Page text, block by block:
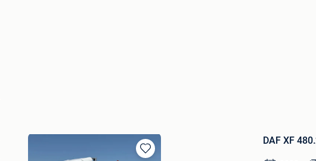
DAF XF